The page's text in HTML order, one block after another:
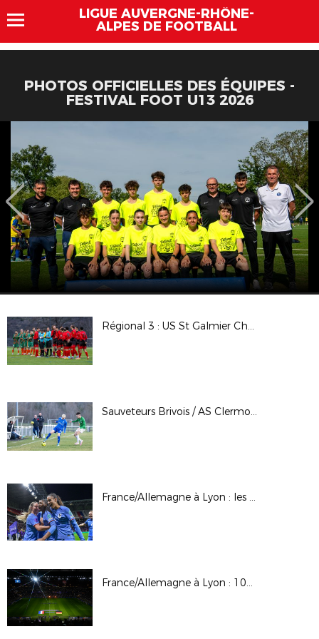
LIGUE AUVERGNE-RHÔNE-
ALPES DE FOOTBALL
PHOTOS OFFICIELLES DES ÉQUIPES -
FESTIVAL FOOT U13 2026
Régional 3 : US St Galmier Chamboeuf / FC Roche St Genest (B)
Sauveteurs Brivois / AS Clermont St-Jacques : 16èmes de finale Coupe LAuRAFoot (seniors masculins)
France/Allemagne à Lyon : les photos
France/Allemagne à Lyon : 100 femmes accueillies par la CR Mixité